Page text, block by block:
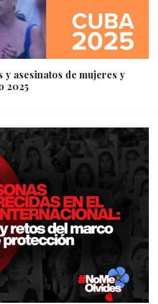
asesinatos de mujeres y
2025